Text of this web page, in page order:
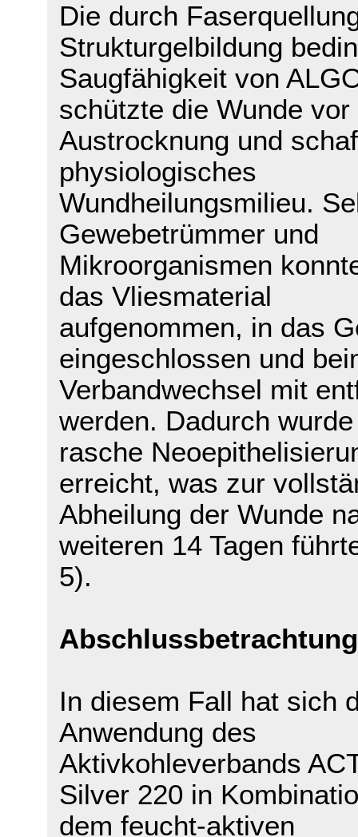
Die durch
Strukturgelbildung
Saugfähigkeit von
schützte die Wunde vor
Austrocknung und
physiologisches
Wundheilungsmilieu.
Gewebetrümmer und
Mikroorganismen
das Vliesmaterial
aufgenommen, in das
eingeschlossen und
Verbandwechsel mit
werden. Dadurch
rasche
erreicht, was zur
Abheilung der Wunde
weiteren 14 Tagen
5).
Abschlussbetrachtung
In diesem Fall hat sich
Anwendung des
Aktivkohleverbands
Silver 220 in
dem feucht-aktiven